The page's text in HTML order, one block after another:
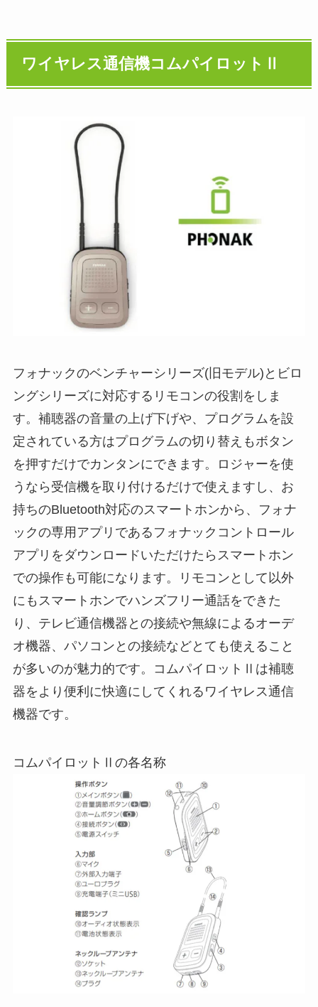
ワイヤレス通信機コムパイロットⅡ
フォナックのベンチャーシリーズ(旧モデル)とビロ
ングシリーズに対応するリモコンの役割をしま
す。補聴器の音量の上げ下げや、プログラムを設
定されている方はプログラムの切り替えもボタン
を押すだけでカンタンにできます。ロジャーを使
うなら受信機を取り付けるだけで使えますし、お
持ちのBluetooth対応のスマートホンから、フォナ
ックの専用アプリであるフォナックコントロール
アプリをダウンロードいただけたらスマートホン
での操作も可能になります。リモコンとして以外
にもスマートホンでハンズフリー通話をできた
り、テレビ通信機器との接続や無線によるオーデ
オ機器、パソコンとの接続などとても使えること
が多いのが魅力的です。コムパイロットⅡは補聴
器をより便利に快適にしてくれるワイヤレス通信
機器です。
コムパイロットⅡの各名称